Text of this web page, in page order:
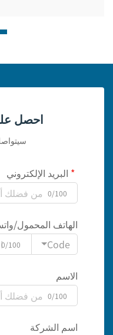
احصل
البريد الإلكتروني
0/100
الهاتف المحمول/
Code
0/100
الاسم
0/100
اسم الشركة